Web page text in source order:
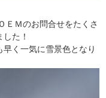
ＥＭのお問合せをたくさ
た！
く一気に雪景色となり